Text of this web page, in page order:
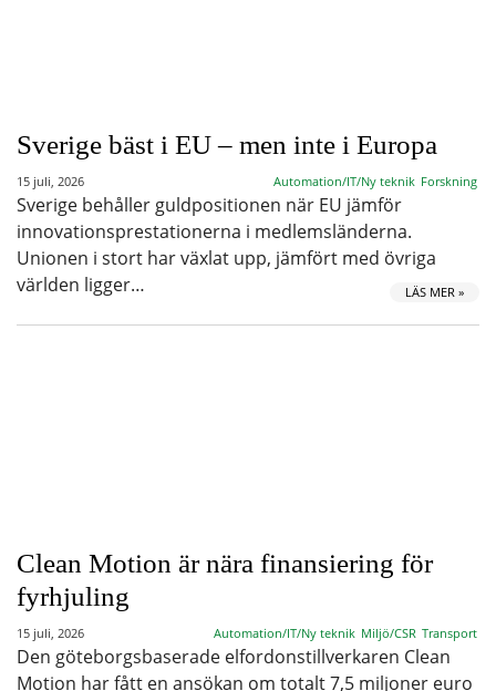
Sverige bäst i EU – men inte i Europa
15 juli, 2026 Automation/IT/Ny teknik Forskning
Sverige behåller guldpositionen när EU jämför
innovationsprestationerna i medlemsländerna.
Unionen i stort har växlat upp, jämfört med övriga
världen ligger…
LÄS MER »
Clean Motion är nära finansiering för
fyrhjuling
15 juli, 2026 Automation/IT/Ny teknik Miljö/CSR Transport
Den göteborgsbaserade elfordonstillverkaren Clean
Motion har fått en ansökan om totalt 7,5 miljoner euro